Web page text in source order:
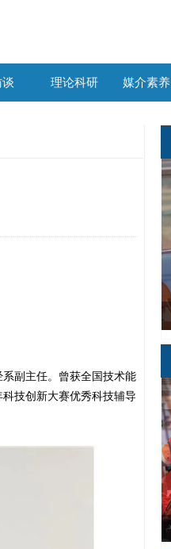
理论科研 媒介素养
系副主任。曾获全国技术能
技创新大赛优秀科技辅导
学期 同心向未来”专栏
习俗 传承传统文化”专栏
之长 擦亮生活底色”专栏
健康 护航学子成长”专栏
精神 劲吹文明新风”专栏
总结 新年强部署”专栏
赋能教育教学”生动实践专栏
省全民终身学习活动周专栏
”党建共同体生动实践专栏
越校长青蓝工程培训专栏
教育特色品牌项目建设专栏
望孩子们有一个诗意的童年
质量教师队伍建设专栏
能高质量发展探索与实践专栏
教融合赋能提升行动专栏
生打下底色读书行动专栏
子走上技能成才之路专栏
学养老探索与实践专栏
能孩子成长探索与实践专栏
以美培元”生动实践专栏
笔端生意趣，字里跃童心
界融合发展共同体探索与实践